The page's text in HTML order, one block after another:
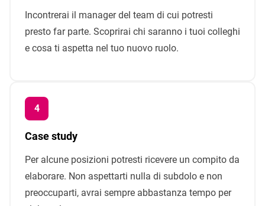
Incontrerai il manager del team di cui potresti
presto far parte. Scoprirai chi saranno i tuoi colleghi
e cosa ti aspetta nel tuo nuovo ruolo.
Case study
Per alcune posizioni potresti ricevere un compito da
elaborare. Non aspettarti nulla di subdolo e non
preoccuparti, avrai sempre abbastanza tempo per